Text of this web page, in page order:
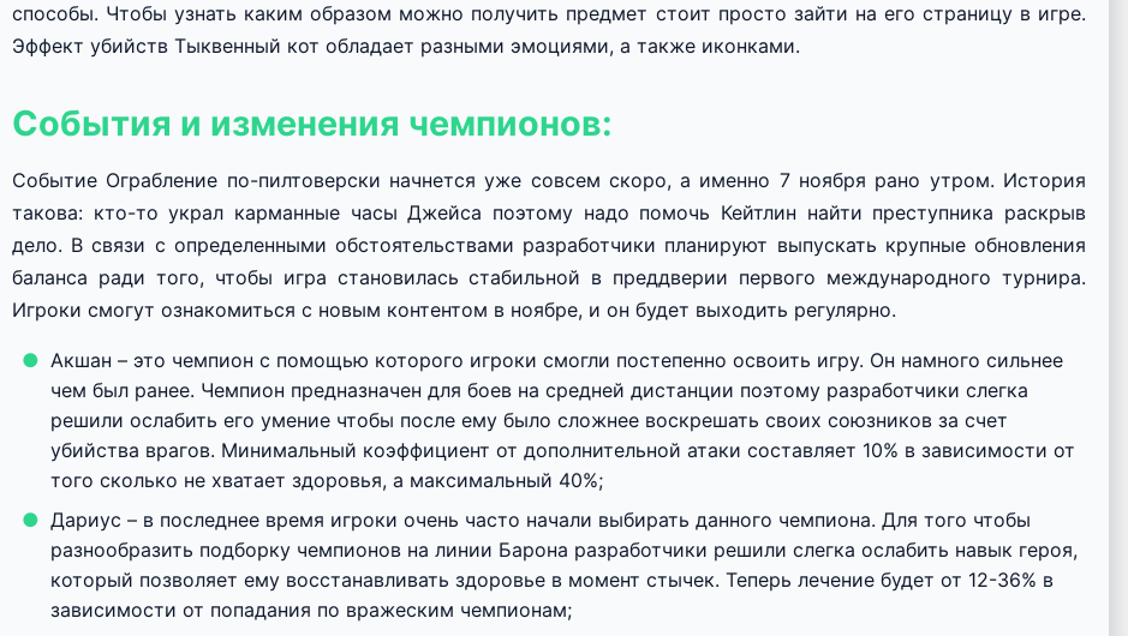
способы. Чтобы узнать каким образом можно получить предмет стоит просто зайти на его страницу в игре.
Эффект убийств Тыквенный кот обладает разными эмоциями, а также иконками.
События и изменения чемпионов:
Событие Ограбление по-пилтоверски начнется уже совсем скоро, а именно 7 ноября рано утром. История
такова: кто-то украл карманные часы Джейса поэтому надо помочь Кейтлин найти преступника раскрыв
дело. В связи с определенными обстоятельствами разработчики планируют выпускать крупные обновления
баланса ради того, чтобы игра становилась стабильной в преддверии первого международного турнира.
Игроки смогут ознакомиться с новым контентом в ноябре, и он будет выходить регулярно.
Акшан – это чемпион с помощью которого игроки смогли постепенно освоить игру. Он намного сильнее
чем был ранее. Чемпион предназначен для боев на средней дистанции поэтому разработчики слегка
решили ослабить его умение чтобы после ему было сложнее воскрешать своих союзников за счет
убийства врагов. Минимальный коэффициент от дополнительной атаки составляет 10% в зависимости от
того сколько не хватает здоровья, а максимальный 40%;
Дариус – в последнее время игроки очень часто начали выбирать данного чемпиона. Для того чтобы
разнообразить подборку чемпионов на линии Барона разработчики решили слегка ослабить навык героя,
который позволяет ему восстанавливать здоровье в момент стычек. Теперь лечение будет от 12-36% в
зависимости от попадания по вражеским чемпионам;